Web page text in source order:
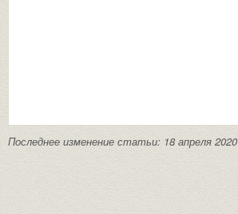
Последнее изменение статьи: 18 апреля 2020